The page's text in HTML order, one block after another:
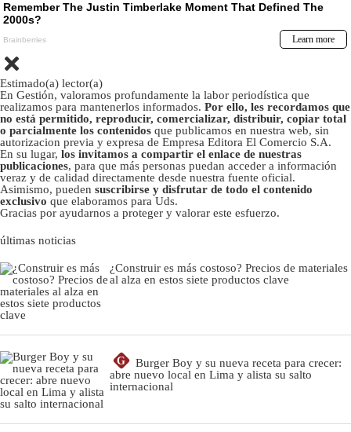
Estimado(a) lector(a)
En Gestión, valoramos profundamente la labor periodística que
realizamos para mantenerlos informados. Por ello, les recordamos que
no está permitido, reproducir, comercializar, distribuir, copiar total
o parcialmente los contenidos que publicamos en nuestra web, sin
autorizacion previa y expresa de Empresa Editora El Comercio S.A.
En su lugar, los invitamos a compartir el enlace de nuestras
publicaciones, para que más personas puedan acceder a información
veraz y de calidad directamente desde nuestra fuente oficial.
Asimismo, pueden suscribirse y disfrutar de todo el contenido
exclusivo que elaboramos para Uds.
Gracias por ayudarnos a proteger y valorar este esfuerzo.
últimas noticias
¿Construir es más costoso? Precios de materiales
al alza en estos siete productos clave
G
Burger Boy y su nueva receta para crecer:
abre nuevo local en Lima y alista su salto
internacional